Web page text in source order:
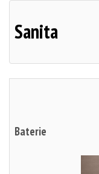
Sanita
Baterie